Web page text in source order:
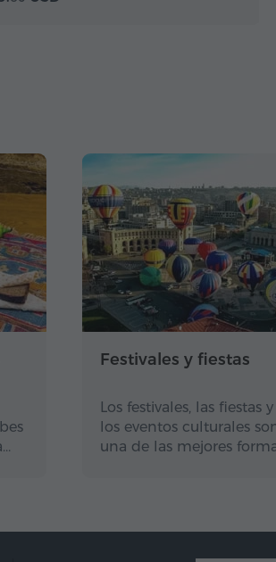
Festivales y fiestas
Los festivales, las fiestas y
los eventos culturales
una de las mejores